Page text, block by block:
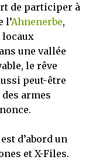
de participer à
l’Ahnenerbe,
locaux
une vallée
le rêve
peut-être
armes
d’abord un
et X-Files.